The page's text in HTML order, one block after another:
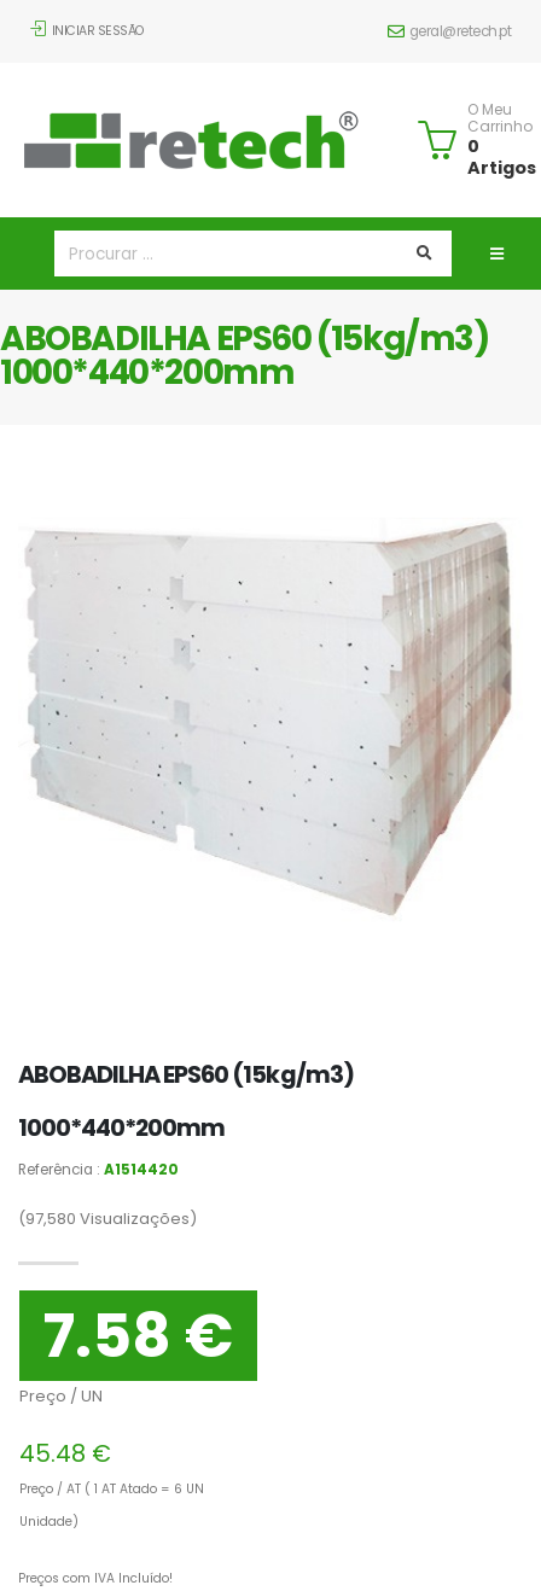
INICIAR SESSÃO geral@retech.pt
O Meu
Carrinho
0
Artigos
ABOBADILHA EPS60 (15kg/m3)
1000*440*200mm
ABOBADILHA EPS60 (15kg/m3)
1000*440*200mm
Referência : A1514420
(97,580 Visualizações)
7.58 €
Preço / UN
45.48 €
Preço / AT ( 1 AT Atado = 6 UN
Unidade)
Preços com IVA Incluído!